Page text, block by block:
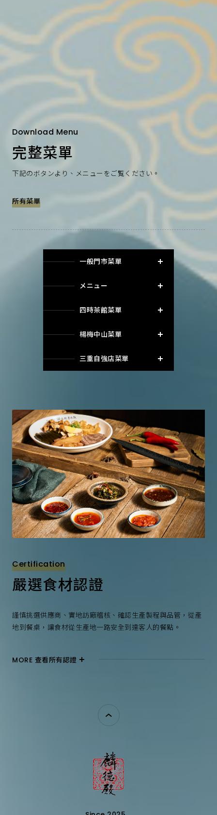
Download Menu
完整菜單
下記のボタンより、メニューをご覧ください。
所有菜單
一般門市菜單
メニュー
四時茶館菜單
楊梅中山菜單
三重自強店菜單
Certification
嚴選食材認證
謹慎挑選供應商、實地訪廠稽核、確認生產製程與品管，從產
地到餐桌，讓食材從生產地一路安全到達客人的餐點。
MORE 查看所有認證